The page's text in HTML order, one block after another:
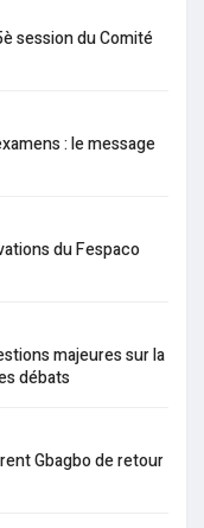
session du Comité
: le message
du Fespaco
majeures sur la
débats
Gbagbo de retour